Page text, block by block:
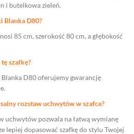
i butelkowa zieleń.
Blanka D80?
85 cm, szerokość 80 cm, a głębokość
szafkę?
Blanka D80 oferujemy gwarancję
rozstaw uchwytów w szafce?
uchwytów pozwala na łatwą wymianę
lepiej dopasować szafkę do stylu Twojej